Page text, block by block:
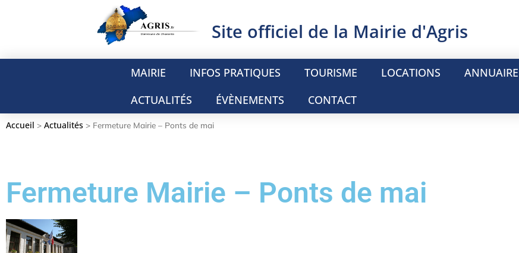
Site officiel de la Mairie d'Agris
MAIRIE INFOS PRATIQUES TOURISME LOCATIONS
ANNUAIRE
ACTUALITÉS
ÉVÈNEMENTS CONTACT
Accueil > Actualités > Fermeture Mairie – Ponts de mai
Fermeture Mairie – Ponts de mai